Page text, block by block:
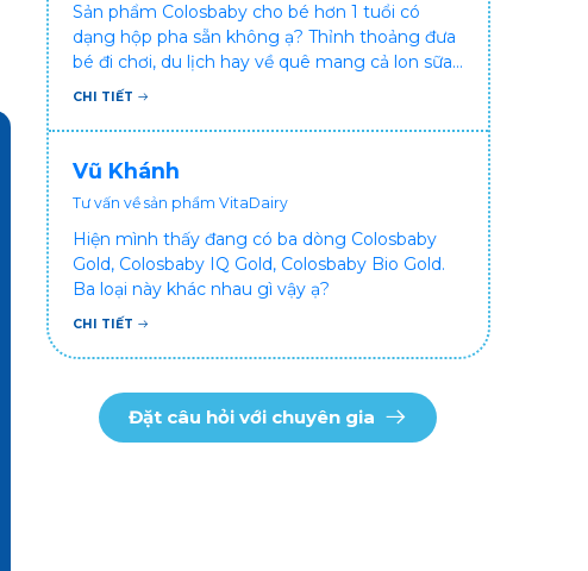
Sản phẩm Colosbaby cho bé hơn 1 tuổi có
dạng hộp pha sẵn không ạ? Thỉnh thoảng đưa
bé đi chơi, du lịch hay về quê mang cả lon sữa
khá bất tiện mà mình không muốn đổi cho bé
hưởng sức khỏe!
CHI TIẾT
Vũ Khánh
Tư vấn về sản phẩm VitaDairy
Hiện mình thấy đang có ba dòng Colosbaby
Gold, Colosbaby IQ Gold, Colosbaby Bio Gold.
Ba loại này khác nhau gì vậy ạ?
CHI TIẾT
Đặt câu hỏi với chuyên gia